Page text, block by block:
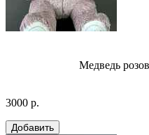
Медведь
3000 р.